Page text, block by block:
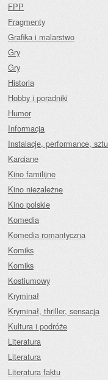
FPP
Fragmenty
Grafika i malarstwo
Gry
Gry
Historia
Hobby i poradniki
Humor
Informacja
Instalacje, performance,
Karciane
Kino familijne
Kino niezależne
Kino polskie
Komedia
Komedia romantyczna
Komiks
Komiks
Kostiumowy
Kryminał
Kryminał, thriller, sensacja
Kultura i podróże
Literatura
Literatura
Literatura faktu